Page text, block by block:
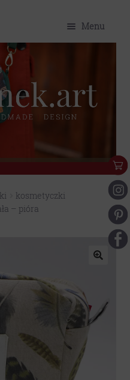
Menu
Sklep
Eko
kosmetyczki
– pióra